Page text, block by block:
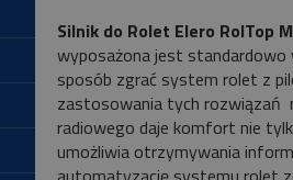
Silnik do Rolet Elero RolTop M
wyposażona jest standardowo
sposób zgrać system rolet z
zastosowania tych rozwiązań
radiowego daje komfort nie
umożliwia otrzymywania